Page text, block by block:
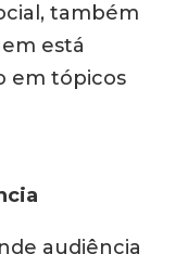
também
está
em tópicos
audiência